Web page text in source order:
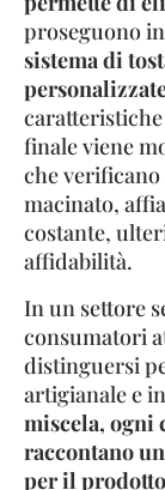
proseguono
sistema di
finale viene
che
macinato,
costante,
affidabilità.
In un settore
consumatori
distinguersi
artigianale e
miscela, ogni
raccontano
per il